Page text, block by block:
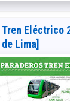
Eléctrico
Lima]